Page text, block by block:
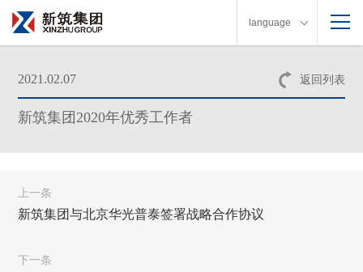
language
返回列表
2021.02.07
新筑集团2020年优秀工作者
上一条
新筑集团与北京华光普泰签署战略合作协议
下一条